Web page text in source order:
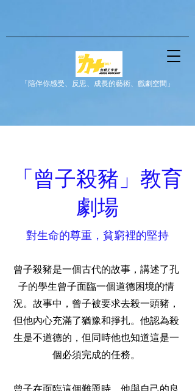
「陪伴你感受、反思、成長的藝術、戲劇空間」
「曾子殺豬」教育
劇場
對生命的尊重，​貧窮裡的堅持
曾子殺豬是一個古代的故事，講述了孔
子的學生曾子面臨一個道德困境的情
況。故事中，曾子被要求去殺一頭豬，
但他內心充滿了猶豫和掙扎。他認為殺
生是不道德的，但同時他也知道這是一
個必須完成的任務。